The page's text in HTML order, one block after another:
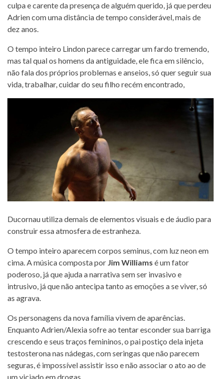
culpa e carente da presença de alguém querido, já que perdeu
Adrien com uma distância de tempo considerável, mais de
dez anos.
O tempo inteiro Lindon parece carregar um fardo tremendo,
mas tal qual os homens da antiguidade, ele fica em silêncio,
não fala dos próprios problemas e anseios, só quer seguir sua
vida, trabalhar, cuidar do seu filho recém encontrado,
Ducornau utiliza demais de elementos visuais e de áudio para
construir essa atmosfera de estranheza.
O tempo inteiro aparecem corpos seminus, com luz neon em
cima. A música composta por Jim Williams é um fator
poderoso, já que ajuda a narrativa sem ser invasivo e
intrusivo, já que não antecipa tanto as emoções a se viver, só
as agrava.
Os personagens da nova família vivem de aparências.
Enquanto Adrien/Alexia sofre ao tentar esconder sua barriga
crescendo e seus traços femininos, o pai postiço dela injeta
testosterona nas nádegas, com seringas que não parecem
seguras, é impossível assistir isso e não associar o ato ao de
um viciado em drogas.